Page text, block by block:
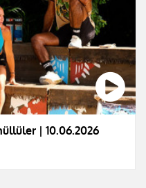
| 10.06.2026